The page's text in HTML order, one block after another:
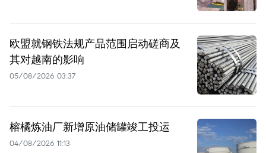
欧盟就钢铁法规产品范围启动磋商及
其对越南的影响
05/08/2026 03:37
榕橘炼油厂新增原油储罐竣工投运
04/08/2026 11:13